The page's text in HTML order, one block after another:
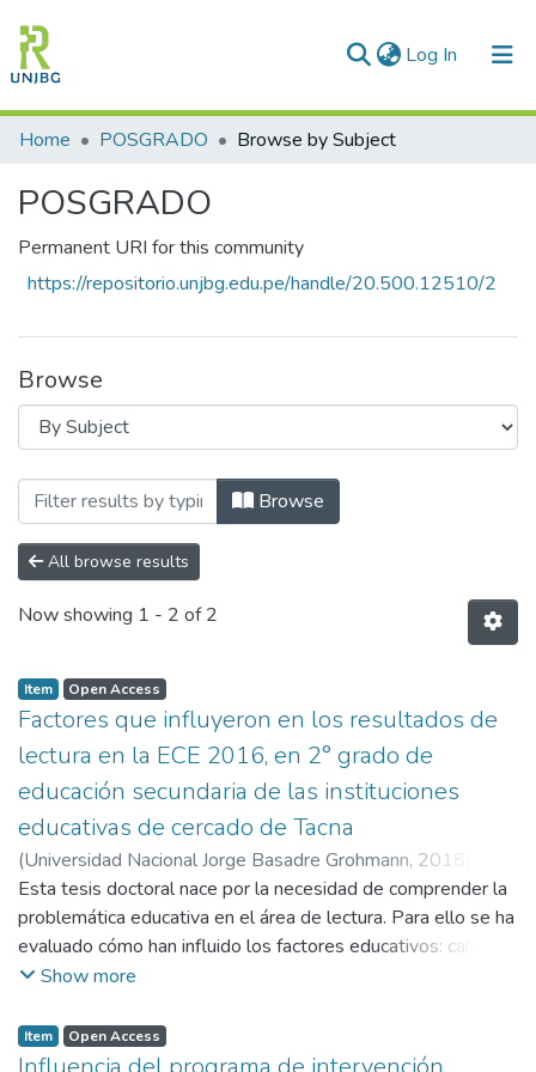
Log In (current)
Communities & Collections
Home POSGRADO Browse by Subject
POSGRADO
Permanent URI for this community
https://repositorio.unjbg.edu.pe/handle/20.500.12510/2
Browse
Browsing POSGRADO by Subject
Browse
All browse results
Now showing 1 - 2 of 2
Item Open Access
Factores que influyeron en los resultados de
lectura en la ECE 2016, en 2° grado de
educación secundaria de las instituciones
educativas de cercado de Tacna
(Universidad Nacional Jorge Basadre Grohmann, 2018
Mamani Flores, Dora Gladys;Begazo Portugal, Oscar
Alfredo
Esta tesis doctoral nace por la necesidad de comprender la
problemática educativa en el área de lectura. Para ello se ha
evaluado cómo han influido los factores educativos: calidad
educativa, clima escolar, participación de los padres de
los estudiantes tacneños en el primer puesto a nivel
nacional en la ECE 2016. Para abordar este problema se
Show more
Item Open Access